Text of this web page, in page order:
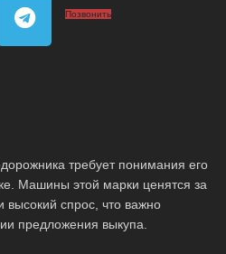
Позвонить
требует понимания его
Машины этой марки ценятся за
спрос, что важно
предложения выкупа.